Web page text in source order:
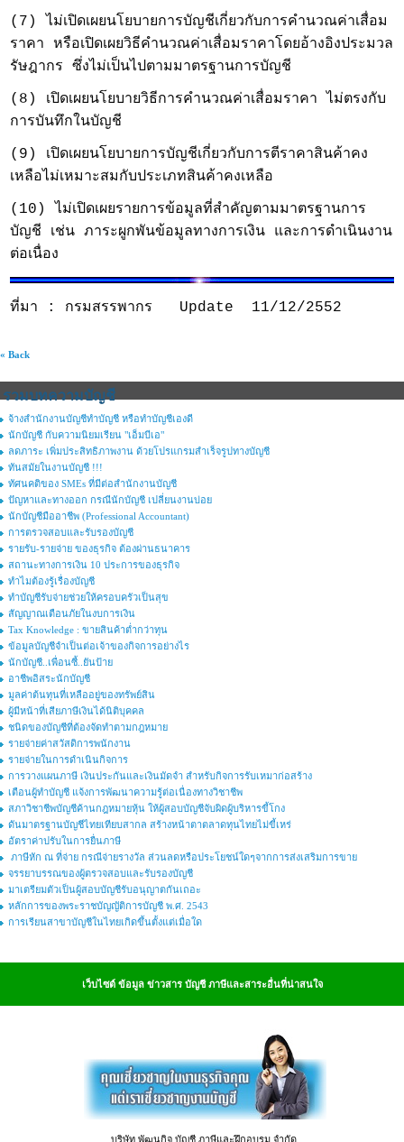
(7) ไม่เปิดเผยนโยบายการบัญชีเกี่ยวกับการคำนวณค่าเสื่อม
ราคา หรือเปิดเผยวิธีคำนวณค่าเสื่อมราคาโดยอ้างอิงประมวล
รัษฎากร ซึ่งไม่เป็นไปตามมาตรฐานการบัญชี
(8) เปิดเผยนโยบายวิธีการคำนวณค่าเสื่อมราคา ไม่ตรงกับ
การบันทึกในบัญชี
(9) เปิดเผยนโยบายการบัญชีเกี่ยวกับการตีราคาสินค้าคง
เหลือไม่เหมาะสมกับประเภทสินค้าคงเหลือ
(10) ไม่เปิดเผยรายการข้อมูลที่สำคัญตามมาตรฐานการ
บัญชี เช่น ภาระผูกพันข้อมูลทางการเงิน และการดำเนินงาน
ต่อเนื่อง
ที่มา : กรมสรรพากร Update 11/12/2552
« Back
รวมบทความบัญชี
จ้างสำนักงานบัญชีทำบัญชี หรือทำบัญชีเองดี
นักบัญชี กับความนิยมเรียน "เอ็มบีเอ"
ลดภาระ เพิ่มประสิทธิภาพงาน ด้วยโปรแกรมสำเร็จรูปทางบัญชี
ทันสมัยในงานบัญชี !!!
ทัศนคติของ SMEs ที่มีต่อสำนักงานบัญชี
ปัญหาและทางออก กรณีนักบัญชี เปลี่ยนงานบ่อย
นักบัญชีมืออาชีพ (Professional Accountant)
การตรวจสอบและรับรองบัญชี
รายรับ-รายจ่าย ของธุรกิจ ต้องผ่านธนาคาร
สถานะทางการเงิน 10 ประการของธุรกิจ
ทำไมต้องรู้เรื่องบัญชี
ทำบัญชีรับจ่ายช่วยให้ครอบครัวเป็นสุข
สัญญาณเตือนภัยในงบการเงิน
Tax Knowledge : ขายสินค้าต่ำกว่าทุน
ข้อมูลบัญชีจำเป็นต่อเจ้าของกิจการอย่างไร
นักบัญชี..เพื่อนซี้..ยันป้าย
อาชีพอิสระนักบัญชี
มูลค่าต้นทุนที่เหลืออยู่ของทรัพย์สิน
ผู้มีหน้าที่เสียภาษีเงินได้นิติบุคคล
ชนิดของบัญชีที่ต้องจัดทำตามกฎหมาย
รายจ่ายค่าสวัสดิการพนักงาน
รายจ่ายในการดำเนินกิจการ
การวางแผนภาษี เงินประกันและเงินมัดจำ สำหรับกิจการรับเหมาก่อสร้าง
เตือนผู้ทำบัญชี แจ้งการพัฒนาความรู้ต่อเนื่องทางวิชาชีพ
สภาวิชาชีพบัญชีค้านกฎหมายหุ้น ให้ผู้สอบบัญชีจับผิดผู้บริหารขี้โกง
ดันมาตรฐานบัญชีไทยเทียบสากล สร้างหน้าตาตลาดทุนไทยไม่ขี้เหร่
อัตราค่าปรับในการยื่นภาษี
ภาษีหัก ณ ที่จ่าย กรณีจ่ายรางวัล ส่วนลดหรือประโยชน์ใดๆจากการส่งเสริมการขาย
จรรยาบรรณของผู้ตรวจสอบและรับรองบัญชี
มาเตรียมตัวเป็นผู้สอบบัญชีรับอนุญาตกันเถอะ
หลักการของพระราชบัญญัติการบัญชี พ.ศ. 2543
การเรียนสาขาบัญชีในไทยเกิดขึ้นตั้งแต่เมื่อใด
เว็บไซต์ ข้อมูล ข่าวสาร บัญชี ภาษีและสาระอื่นที่น่าสนใจ
บริษัท พัฒนกิจ บัญชี ภาษีและฝึกอบรม จำกัด